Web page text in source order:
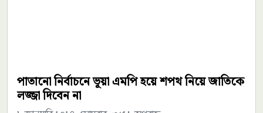
পাতানো নির্বাচনে ভূয়া এমপি হয়ে শপথ নিয়ে জাতিকে
লজ্জা দিবেন না